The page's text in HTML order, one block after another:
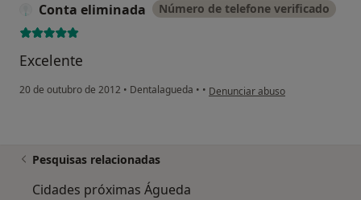
Conta eliminada Número de telefone verificado
Excelente
20 de outubro de 2012 • Dentalagueda • • na opinião do utilizador Conta
Denunciar abuso
Pesquisas relacionadas
Cidades próximas Águeda